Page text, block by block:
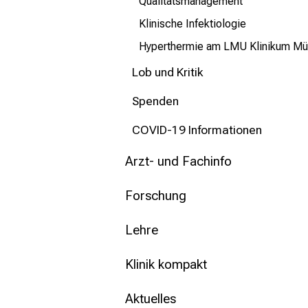
Klinische Infektiologie
Hyperthermie am LMU Klinikum
Lob und Kritik
Spenden
COVID-19 Informationen
Arzt- und Fachinfo
Forschung
Lehre
Klinik kompakt
Aktuelles